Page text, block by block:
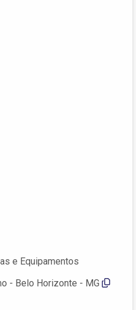
e Equipamentos
- Belo Horizonte - MG